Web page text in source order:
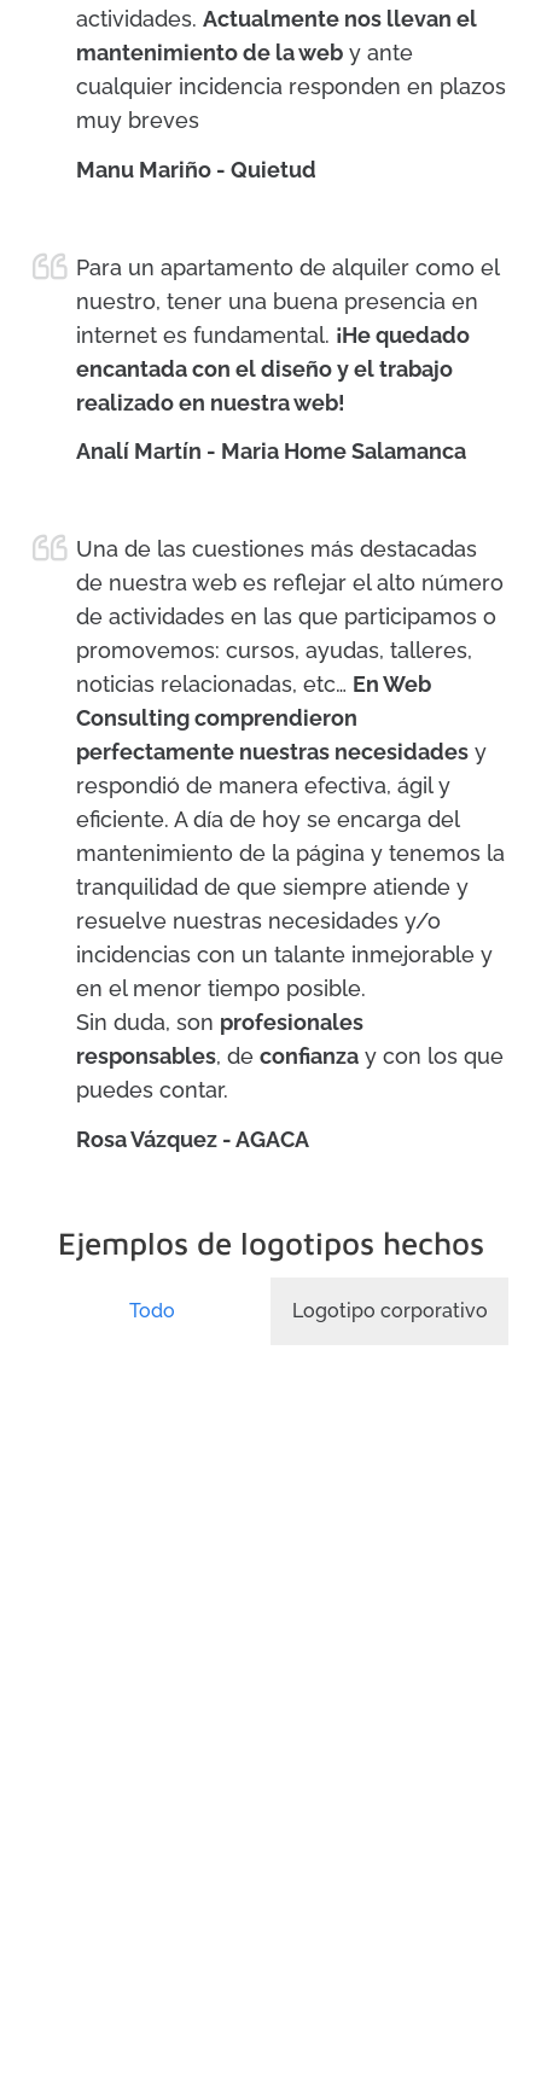
actividades. Actualmente nos llevan el
mantenimiento de la web y ante
cualquier incidencia responden en plazos
muy breves
Manu Mariño - Quietud
Para un apartamento de alquiler como el
nuestro, tener una buena presencia en
internet es fundamental. ¡He quedado
encantada con el diseño y el trabajo
realizado en nuestra web!
Analí Martín - Maria Home Salamanca
Una de las cuestiones más destacadas
de nuestra web es reflejar el alto número
de actividades en las que participamos o
promovemos: cursos, ayudas, talleres,
noticias relacionadas, etc… En Web
Consulting comprendieron
perfectamente nuestras necesidades y
respondió de manera efectiva, ágil y
eficiente. A día de hoy se encarga del
mantenimiento de la página y tenemos la
tranquilidad de que siempre atiende y
resuelve nuestras necesidades y/o
incidencias con un talante inmejorable y
en el menor tiempo posible.
Sin duda, son profesionales
responsables, de confianza y con los que
puedes contar.
Rosa Vázquez - AGACA
Ejemplos de logotipos hechos
Todo Logotipo corporativo